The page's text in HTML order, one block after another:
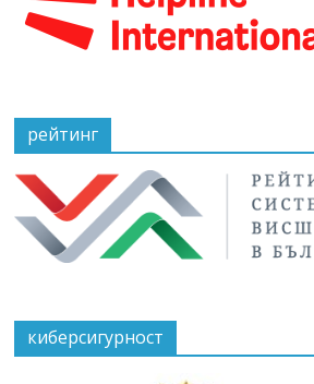
рейтинг
киберсигурност